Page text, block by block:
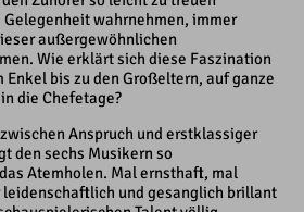
wahrnehmen, immer
außergewöhnlichen
Wie erklärt sich diese Faszination
Enkel bis zu den Großeltern, auf ganze
die Chefetage?
Anspruch und erstklassiger
den sechs Musikern so
Atemholen. Mal ernsthaft, mal
und gesanglich brillant